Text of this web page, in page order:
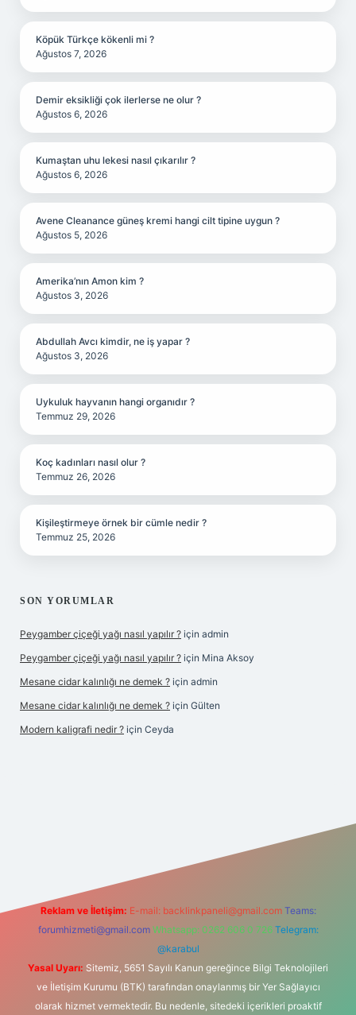
Köpük Türkçe kökenli mi ?
Ağustos 7, 2026
Demir eksikliği çok ilerlerse ne olur ?
Ağustos 6, 2026
Kumaştan uhu lekesi nasıl çıkarılır ?
Ağustos 6, 2026
Avene Cleanance güneş kremi hangi cilt tipine uygun ?
Ağustos 5, 2026
Amerika’nın Amon kim ?
Ağustos 3, 2026
Abdullah Avcı kimdir, ne iş yapar ?
Ağustos 3, 2026
Uykuluk hayvanın hangi organıdır ?
Temmuz 29, 2026
Koç kadınları nasıl olur ?
Temmuz 26, 2026
Kişileştirmeye örnek bir cümle nedir ?
Temmuz 25, 2026
SON YORUMLAR
Peygamber çiçeği yağı nasıl yapılır ? için admin
Peygamber çiçeği yağı nasıl yapılır ? için Mina Aksoy
Mesane cidar kalınlığı ne demek ? için admin
Mesane cidar kalınlığı ne demek ? için Gülten
Modern kaligrafi nedir ? için Ceyda
Reklam ve İletişim: E-mail: backlinkpaneli@gmail.com Teams:
forumhizmeti@gmail.com Whatsapp: 0262 606 0 726 Telegram:
@karabul
Yasal Uyarı: Sitemiz, 5651 Sayılı Kanun gereğince Bilgi Teknolojileri
ve İletişim Kurumu (BTK) tarafından onaylanmış bir Yer Sağlayıcı
olarak hizmet vermektedir. Bu nedenle, sitedeki içerikleri proaktif